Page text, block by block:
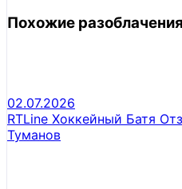
Похожие разоблачения
02.07.2026
RTLine Хоккейный Батя
Туманов